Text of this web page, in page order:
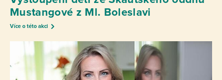
Mustangové z Ml. Boleslavi
Více o této akci